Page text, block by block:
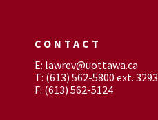
CONTACT
E: lawrev@uottawa.ca
T: (613) 562-5800 ext. 3293
F: (613) 562-5124